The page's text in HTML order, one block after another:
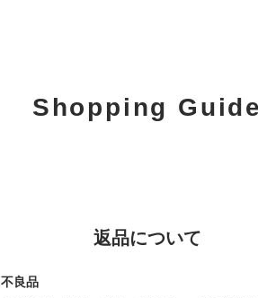
Shopping Guide
返品について
不良品